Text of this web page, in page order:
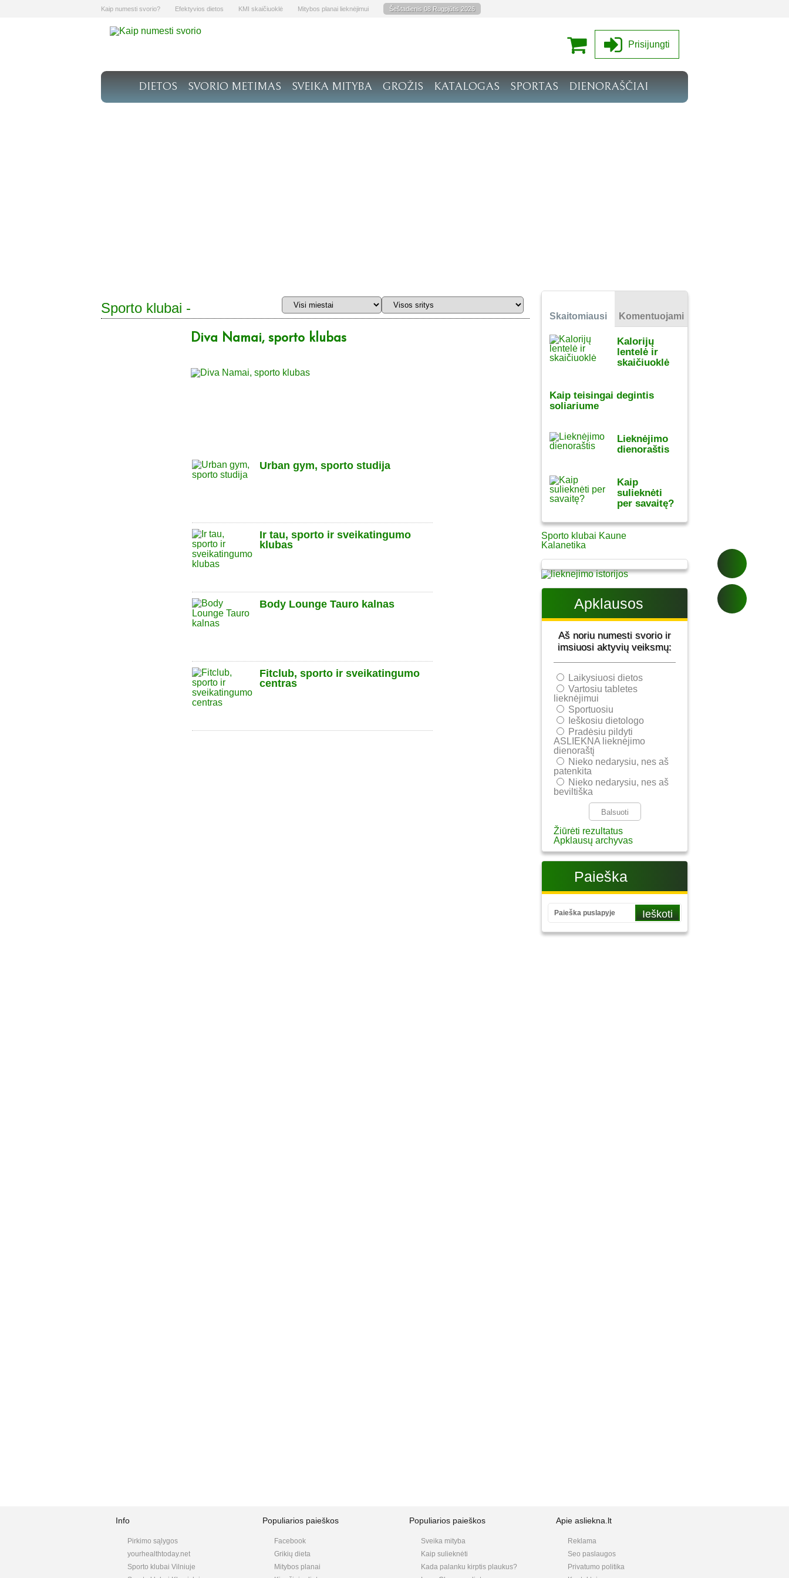
Kaip numesti svorio? Efektyvios dietos KMI skaičiuoklė Mitybos planai lieknėjimui Šeštadienis 08 Rugpjūtis 2026
Prisijungti
DIETOS SVORIO METIMAS SVEIKA MITYBA GROŽIS KATALOGAS SPORTAS DIENORAŠČIAI
Sporto klubai -
Diva Namai, sporto klubas
Urban gym, sporto studija
Ir tau, sporto ir sveikatingumo
klubas
Body Lounge Tauro kalnas
Fitclub, sporto ir sveikatingumo
centras
Skaitomiausi Komentuojami
Kalorijų
lentelė ir
skaičiuoklė
Kaip teisingai degintis
soliariume
Lieknėjimo
dienoraštis
Kaip
sulieknėti
per savaitę?
Sporto klubai Kaune
Kalanetika
Apklausos
Aš noriu numesti svorio ir
imsiuosi aktyvių veiksmų:
Laikysiuosi dietos
Vartosiu tabletes
lieknėjimui
Sportuosiu
Ieškosiu dietologo
Pradėsiu pildyti
ASLIEKNA lieknėjimo
dienoraštį
Nieko nedarysiu, nes aš
patenkita
Nieko nedarysiu, nes aš
beviltiška
Žiūrėti rezultatus
Apklausų archyvas
Paieška
Info
Pirkimo sąlygos
yourhealthtoday.net
Sporto klubai Vilniuje
Populiarios paieškos
Facebook
Grikių dieta
Mitybos planai
Populiarios paieškos
Sveika mityba
Kaip sulieknėti
Kada palanku kirptis plaukus?
Apie asliekna.lt
Reklama
Seo paslaugos
Privatumo politika